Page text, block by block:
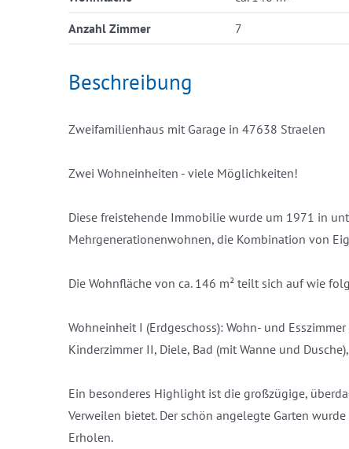
Anzahl Zimmer
7
Beschreibung
Zweifamilienhaus mit Garage in 47638 Straelen
Zwei Wohneinheiten - viele Möglichkeiten!
Diese freistehende Immobilie wurde um 1971 in
Mehrgenerationenwohnen, die Kombination von
Die Wohnfläche von ca. 146 m² teilt sich auf wie
Wohneinheit I (Erdgeschoss): Wohn- und
Kinderzimmer II, Diele, Bad (mit Wanne und
Ein besonderes Highlight ist die großzügige,
Verweilen bietet. Der schön angelegte Garten
Erholen.